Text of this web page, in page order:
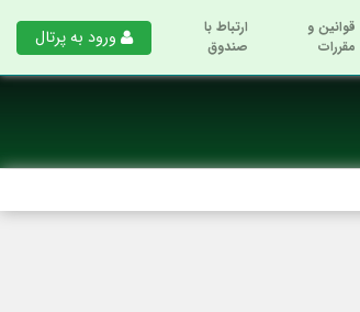
قوانین و
مقررات
ارتباط با
صندوق
ورود به پرتال